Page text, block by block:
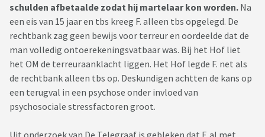
schulden afbetaalde zodat hij martelaar kon worden. Na
een eis van 15 jaar en tbs kreeg F. alleen tbs opgelegd. De
rechtbank zag geen bewijs voor terreur en oordeelde dat de
man volledig ontoerekeningsvatbaar was. Bij het Hof liet
het OM de terreuraanklacht liggen. Het Hof legde F. net als
de rechtbank alleen tbs op. Deskundigen achtten de kans op
een terugval in een psychose onder invloed van
psychosociale stressfactoren groot.
Uit onderzoek van De Telegraaf is gebleken dat F. al met